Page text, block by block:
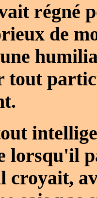
régné
de
tout
lorsqu'il
croyait,